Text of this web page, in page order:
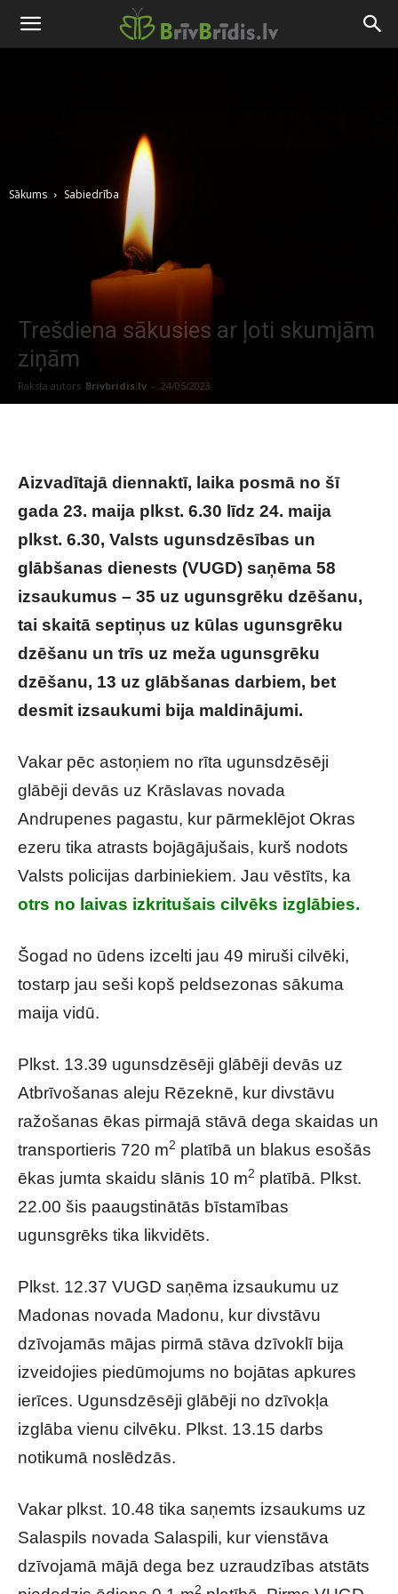
Sākums Sabiedrība
Trešdiena sākusies ar ļoti skumjām
ziņām
Raksta autors Brivbridis.lv - 24/05/2023
Aizvadītajā diennaktī, laika posmā no šī
gada 23. maija plkst. 6.30 līdz 24. maija
plkst. 6.30, Valsts ugunsdzēsības un
glābšanas dienests (VUGD) saņēma 58
izsaukumus – 35 uz ugunsgrēku dzēšanu,
tai skaitā septiņus uz kūlas ugunsgrēku
dzēšanu un trīs uz meža ugunsgrēku
dzēšanu, 13 uz glābšanas darbiem, bet
desmit izsaukumi bija maldinājumi.
Vakar pēc astoņiem no rīta ugunsdzēsēji
glābēji devās uz Krāslavas novada
Andrupenes pagastu, kur pārmeklējot Okras
ezeru tika atrasts bojāgājušais, kurš nodots
Valsts policijas darbiniekiem. Jau vēstīts, ka
otrs no laivas izkritušais cilvēks izglābies.
Šogad no ūdens izcelti jau 49 miruši cilvēki,
tostarp jau seši kopš peldsezonas sākuma
maija vidū.
Plkst. 13.39 ugunsdzēsēji glābēji devās uz
Atbrīvošanas aleju Rēzeknē, kur divstāvu
ražošanas ēkas pirmajā stāvā dega skaidas un
transportieris 720 m2 platībā un blakus esošās
ēkas jumta skaidu slānis 10 m2 platībā. Plkst.
22.00 šis paaugstinātās bīstamības
ugunsgrēks tika likvidēts.
Plkst. 12.37 VUGD saņēma izsaukumu uz
Madonas novada Madonu, kur divstāvu
dzīvojamās mājas pirmā stāva dzīvoklī bija
izveidojies piedūmojums no bojātas apkures
ierīces. Ugunsdzēsēji glābēji no dzīvokļa
izglāba vienu cilvēku. Plkst. 13.15 darbs
notikumā noslēdzās.
Vakar plkst. 10.48 tika saņemts izsaukums uz
Salaspils novada Salaspili, kur vienstāva
dzīvojamā mājā dega bez uzraudzības atstāts
2